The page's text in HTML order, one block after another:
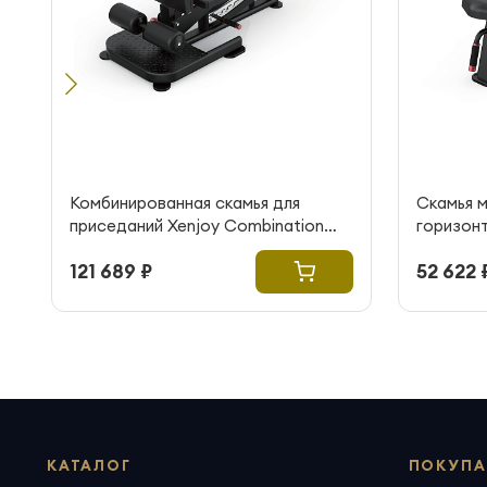
Комбинированная скамья для
приседаний Xenjoy Combination
121 689 ₽
Cкамья
52 622
КАТАЛОГ